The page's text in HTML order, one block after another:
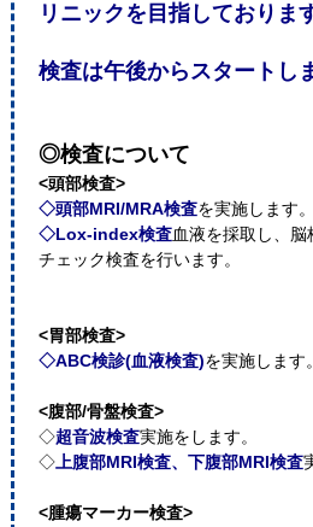
リニックを目指しておりま
検査は午後からスタートし
◎検査について
<頭部検査>
◇頭部MRI/MRA検査を実施します。
◇Lox-index検査血液を採取し、脳
チェック検査を行います。
<胃部検査>
◇ABC検診(血液検査)を実施します。
<腹部/骨盤検査>
◇超音波検査実施をします。
◇上腹部MRI検査、下腹部MRI検査
<腫瘍マーカー検査>